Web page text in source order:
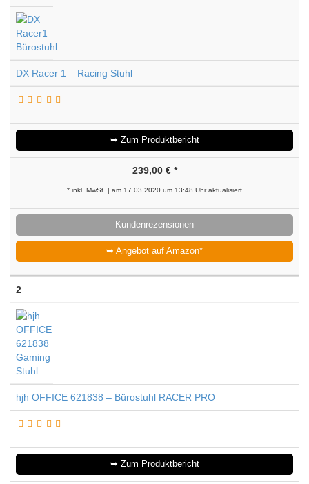
DX Racer 1 – Racing Stuhl
➥ Zum Produktbericht
239,00 € *
* inkl. MwSt. | am 17.03.2020 um 13:48 Uhr aktualisiert
Kundenrezensionen
➥ Angebot auf Amazon*
2
hjh OFFICE 621838 – Bürostuhl RACER PRO
➥ Zum Produktbericht